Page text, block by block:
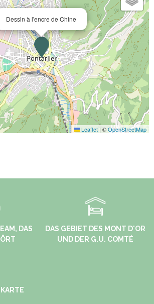
Dessin à l'encre de Chine
Leaflet | ©OpenStreetMap
DAS
DAS GEBIET DES MONT D'OR
UND DER G.U. COMTÉ